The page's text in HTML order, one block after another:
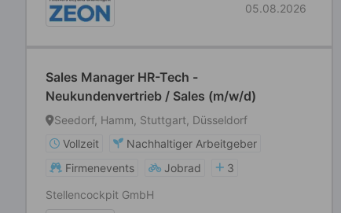
05.08.2026
Sales Manager HR-Tech -
Neukundenvertrieb / Sales (m/w/d)
Seedorf, Hamm, Stuttgart, Düsseldorf
Vollzeit
Nachhaltiger Arbeitgeber
Firmenevents
Jobrad
3
Stellencockpit GmbH